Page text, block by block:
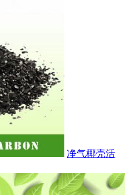
净气椰壳活